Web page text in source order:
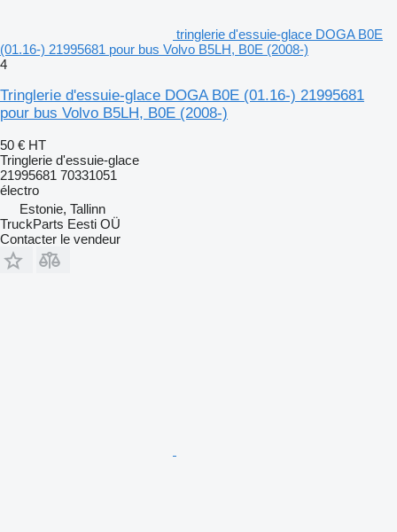
tringlerie d'essuie-glace DOGA B0E
(01.16-) 21995681 pour bus Volvo B5LH, B0E (2008-)
4
Tringlerie d'essuie-glace DOGA B0E (01.16-) 21995681
pour bus Volvo B5LH, B0E (2008-)
50 € HT
Tringlerie d'essuie-glace
21995681 70331051
électro
Estonie, Tallinn
TruckParts Eesti OÜ
Contacter le vendeur